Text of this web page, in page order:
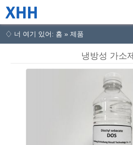
♢ 너 여기 있어: 홈 » 제품
냉방성 가소제